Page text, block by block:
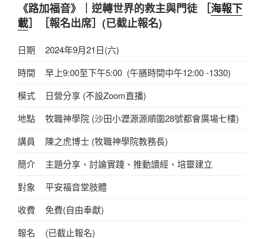
《路加福音》｜逆轉世界的救主與門徒［海報下
載］［報名出席］(已截止報名)
日期
2024年9月21日(六)
時間
早上9:00至下午5:00 (午膳時間中午12:00 -1330)
模式
日營分享 (不設Zoom直播)
地點
牧職神學院 (沙田小瀝源源順圍28號都會廣場七樓)
講員
陳之虎博士 (牧職神學院教務長)
簡介
主題分享、討論實踐、推動讀經、培靈建立
對象
平安福音堂肢體
收費
免費(自由奉獻)
報名
(已截止報名)